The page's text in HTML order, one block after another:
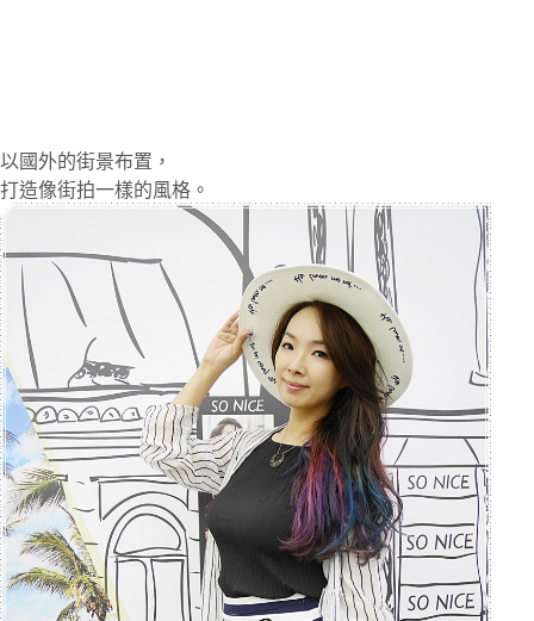
以國外的街景布置，
打造像街拍一樣的風格。